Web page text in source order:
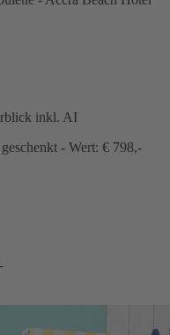
inkl. AI
- Wert: € 798,-